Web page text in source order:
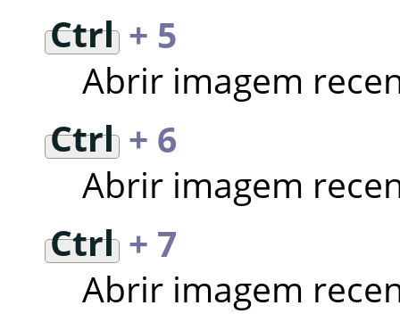
Ctrl+ 5
Abrir imagem
Ctrl+ 6
Abrir imagem
Ctrl+ 7
Abrir imagem